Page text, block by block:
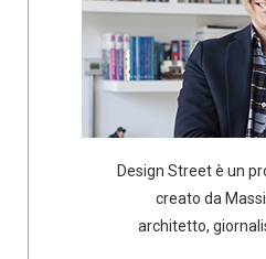
Design Street è un
creato da
architetto,